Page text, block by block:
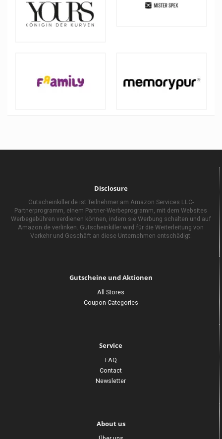
Disclosure
Gutscheinkiller.de ist Teilnehmer am Amazon Services LLC-
Partnerprogramm, einem Partner-Werbeprogramm, mit dem Websites
Werbegebühren verdienen können, indem sie Werbung schalten und auf
Amazon.de verlinken. Gutscheinkiller wird für die Weiterleitung von
Verkehr und Geschäft an diese Unternehmen entschädigt.
Gutscheine und Aktionen
All Stores
Coupon Categories
Service
FAQ
Contact
Newsletter
About us